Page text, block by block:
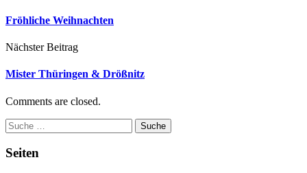
Fröhliche Weihnachten
Nächster Beitrag
Mister Thüringen & Drößnitz
Comments are closed.
Suche
Seiten